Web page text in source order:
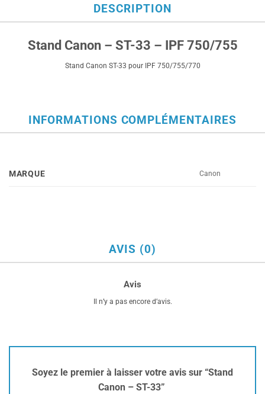
DESCRIPTION
Stand Canon – ST-33 – IPF 750/755
Stand Canon ST-33 pour IPF 750/755/770
INFORMATIONS COMPLÉMENTAIRES
MARQUE Canon
AVIS (0)
Avis
Il n’y a pas encore d’avis.
Soyez le premier à laisser votre avis sur “Stand
Canon – ST-33”